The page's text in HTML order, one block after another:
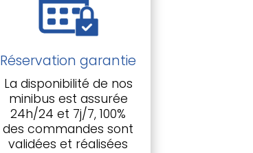
Réservation garantie
La disponibilité de nos
minibus est assurée
24h/24 et 7j/7, 100%
des commandes sont
validées et réalisées